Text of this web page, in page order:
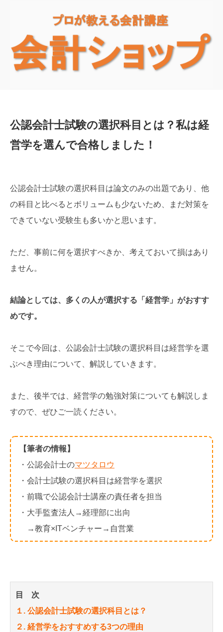
公認会計士試験の選択科目とは？私は経
営学を選んで合格しました！
公認会計士試験の選択科目は論文のみの出題であり、他
の科目と比べるとボリュームも少ないため、まだ対策を
できていない受験生も多いかと思います。
ただ、事前に何を選択すべきか、考えておいて損はあり
ません。
結論としては、多くの人が選択する「経営学」がおすす
めです。
そこで今回は、公認会計士試験の選択科目は経営学を選
ぶべき理由について、解説していきます。
また、後半では、経営学の勉強対策についても解説しま
すので、ぜひご一読ください。
【筆者の情報】
・公認会計士のマツタロウ
・会計士試験の選択科目は経営学を選択
・前職で公認会計士講座の責任者を担当
・大手監査法人→経理部に出向
→教育×ITベンチャー→自営業
目 次
１. 公認会計士試験の選択科目とは？
２. 経営学をおすすめする3つの理由